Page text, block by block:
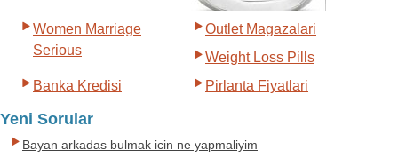
Women Marriage
Serious
Outlet Magazalari
Weight Loss Pills
Banka Kredisi
Pirlanta Fiyatlari
Yeni Sorular
Bayan arkadas bulmak icin ne yapmaliyim